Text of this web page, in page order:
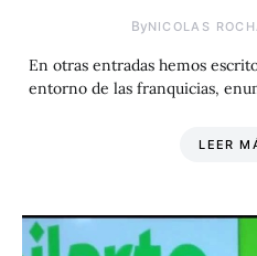
ByNICOLAS
En otras entradas hemos
entorno de las franquicias,
LEER